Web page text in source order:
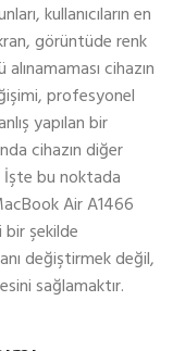
kullanıcıların en
görüntüde renk
cihazın
profesyonel
yapılan bir
cihazın diğer
İşte bu noktada
Air A1466
bir şekilde
değiştirmek değil,
sağlamaktır.